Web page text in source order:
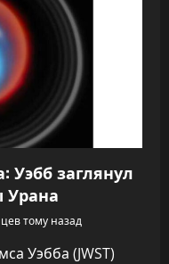
Уэбб заглянул
Урана
тому назад
Уэбба (JWST)